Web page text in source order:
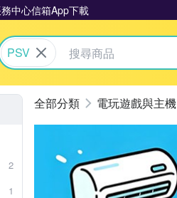
中心信箱App下載
拍賣
PSV
2
1
電玩遊戲與主機